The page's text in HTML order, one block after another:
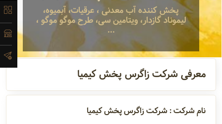
پخش کننده آب معدنی ، عرقیات، آبمیوه،
لیموناد گازدار، ویتامین سی، طرح موگو موگو ،
...
لیست
محصولات
آدرس و
اطلاعات
تماس
معرفی شرکت زاگرس پخش کیمیا
نام شرکت : شرکت زاگرس پخش کیمیا